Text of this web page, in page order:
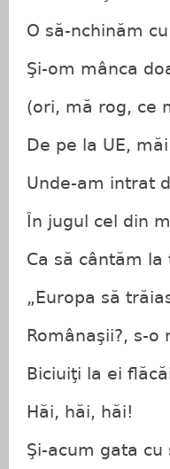
O să-nchinăm
Şi-om mânca
(ori, mă rog, ce
De pe la UE,
Unde-am intrat
În jugul cel din
Ca să cântăm la
„Europa să
Românaşii?, s-o
Biciuiţi la ei
Hăi, hăi, hăi!
Şi-acum gata cu